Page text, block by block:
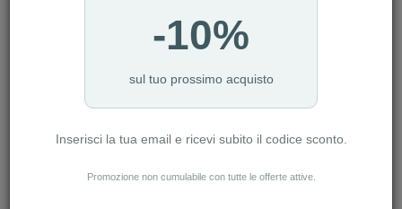
-10%
sul tuo prossimo acquisto
Inserisci la tua email e ricevi subito il codice sconto.
Promozione non cumulabile con tutte le offerte attive.